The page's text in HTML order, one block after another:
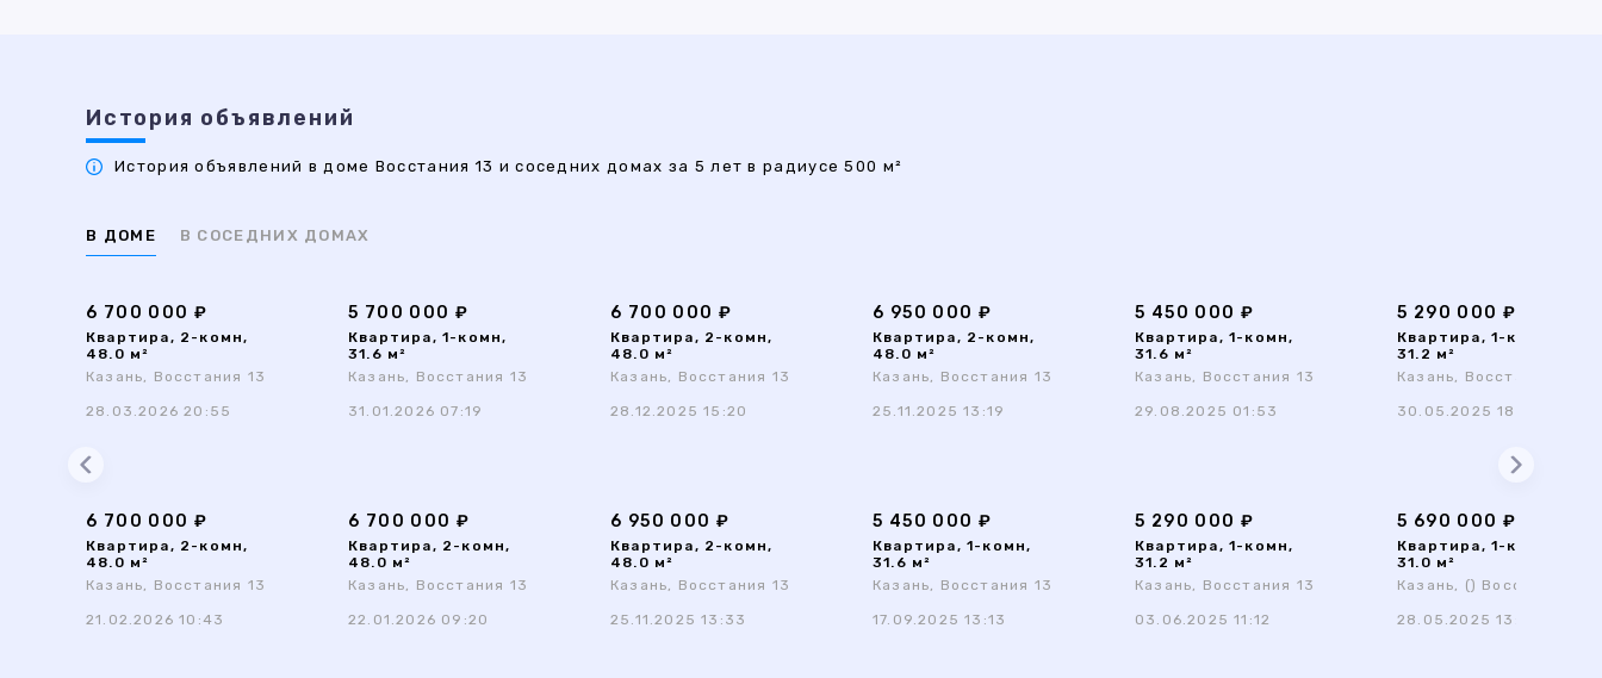
История объявлений
История объявлений в доме Восстания 13 и соседних домах за 5 лет в радиусе 500 м²
В ДОМЕ В СОСЕДНИХ ДОМАХ
6 700 000 ₽
Квартира, 2-комн,
48.0 м²
Казань, Восстания 13
28.03.2026 20:55
5 700 000 ₽
Квартира, 1-комн,
31.6 м²
Казань, Восстания 13
31.01.2026 07:19
6 700 000 ₽
Квартира, 2-комн,
48.0 м²
Казань, Восстания 13
28.12.2025 15:20
6 950 000 ₽
Квартира, 2-комн,
48.0 м²
Казань, Восстания 13
25.11.2025 13:19
5 450 000 ₽
Квартира, 1-комн,
31.6 м²
Казань, Восстания 13
29.08.2025 01:53
5 290 000 ₽
Квартира, 1-комн,
31.2 м²
Казань, Восстания 13
30.05.2025 18:04
6 700 000 ₽
Квартира, 2-комн,
48.0 м²
Казань, Восстания 13
21.02.2026 10:43
6 700 000 ₽
Квартира, 2-комн,
48.0 м²
Казань, Восстания 13
22.01.2026 09:20
6 950 000 ₽
Квартира, 2-комн,
48.0 м²
Казань, Восстания 13
25.11.2025 13:33
5 450 000 ₽
Квартира, 1-комн,
31.6 м²
Казань, Восстания 13
17.09.2025 13:13
5 290 000 ₽
Квартира, 1-комн,
31.2 м²
Казань, Восстания 13
03.06.2025 11:12
5 690 000 ₽
Квартира, 1-комн,
31.0 м²
Казань, () Восстания 13
28.05.2025 13:08